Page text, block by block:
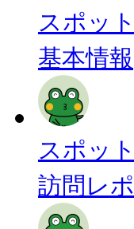
スポット
基本情報
スポット
訪問レポ